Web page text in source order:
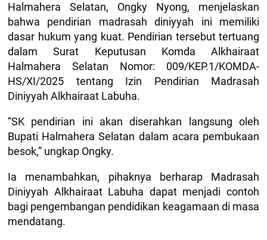
Halmahera Selatan, Ongky Nyong, menjelaskan
bahwa pendirian madrasah diniyyah ini memiliki
dasar hukum yang kuat. Pendirian tersebut tertuang
dalam Surat Keputusan Komda Alkhairaat
Halmahera Selatan Nomor: 009/KEP.1/KOMDA-
HS/XI/2025 tentang Izin Pendirian Madrasah
Diniyyah Alkhairaat Labuha.
“SK pendirian ini akan diserahkan langsung oleh
Bupati Halmahera Selatan dalam acara pembukaan
besok,” ungkap Ongky.
Ia menambahkan, pihaknya berharap Madrasah
Diniyyah Alkhairaat Labuha dapat menjadi contoh
bagi pengembangan pendidikan keagamaan di masa
mendatang.